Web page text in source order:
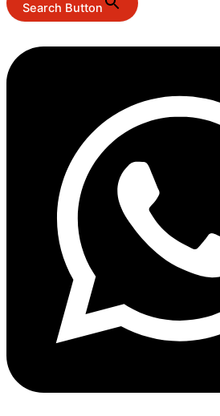
Search Button